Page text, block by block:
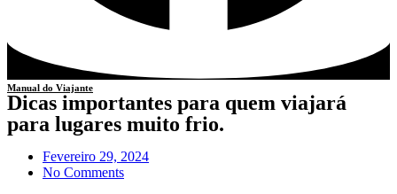
Manual do Viajante
Dicas importantes para quem viajará
para lugares muito frio.
Fevereiro 29, 2024
No Comments